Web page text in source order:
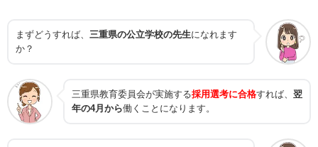
まずどうすれば、 三重県の公立学校の先生になれます
か？
三重県教育委員会が実施する採用選考に合格すれば、 翌
年の4月から働くことになります。